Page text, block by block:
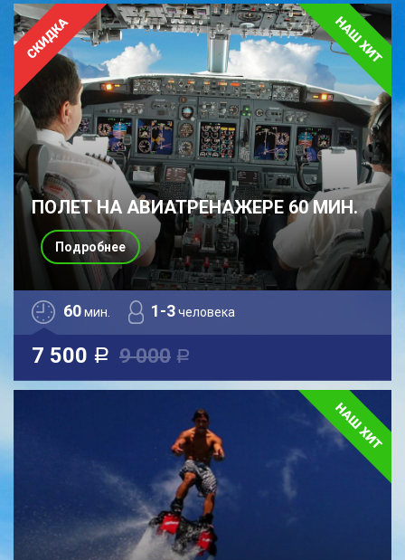
ПОЛЕТ НА АВИАТРЕНАЖЕРЕ 60 МИН.
60мин. 1-3человека
7 500 a 9 000 a
Подробнее